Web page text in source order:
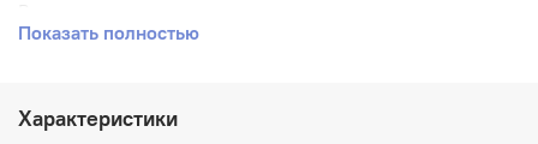
питают тонкие волосы, не утяжеляя их. Для наилучших
Показать полностью
Характеристики